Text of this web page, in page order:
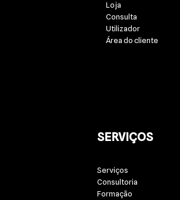
Loja
Consulta
Utilizador
Área do cliente
SERVIÇOS
Serviços
Consultoria
Formação